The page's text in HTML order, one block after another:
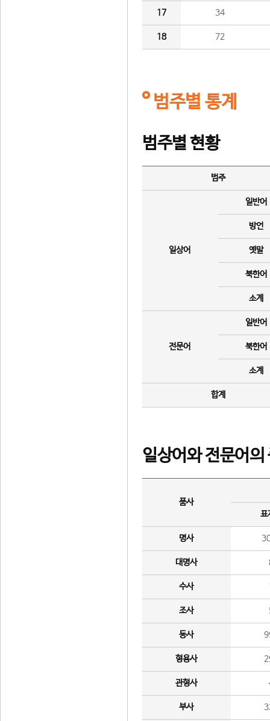
17 34
18 72
범주별 통계
범주별 현황
범주
일상어
일반어
방언
옛말
북한어
소계
전문어
일반어
북한어
소계
합계
일상어와 전문어의
품사
표
명사
대명사
수사
조사
동사
형용사
관형사
부사